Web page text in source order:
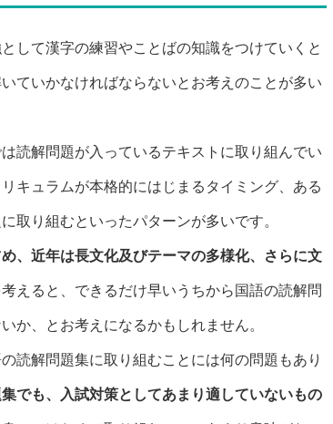
して漢字の練習やことばの知識をつけていくと
ていかなければならないとお考えのことが多い
読解問題が入っているテキストに取り組んでい
キュラムが本格的にはじまるタイミング、ある
取り組むといったパターンが多いです。
、近年は長文化及びテーマの多様化、さらに文
えると、できるだけ早いうちから国語の読解問
か、とお考えになるかもしれません。
読解問題集に取り組むことには何の問題もあり
でも、入試対策としてあまり適していないもの